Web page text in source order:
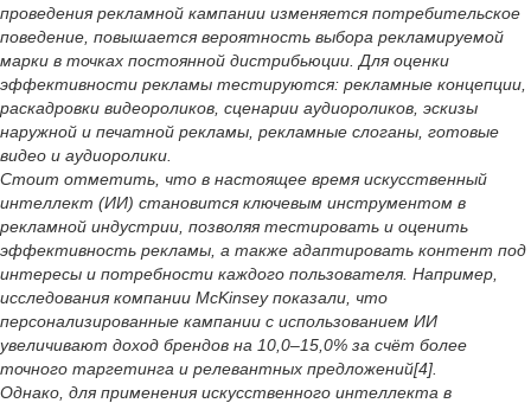
проведения рекламной кампании изменяется потребительское
поведение, повышается вероятность выбора рекламируемой
марки в точках постоянной дистрибьюции. Для оценки
эффективности рекламы тестируются: рекламные концепции,
раскадровки видеороликов, сценарии аудиороликов, эскизы
наружной и печатной рекламы, рекламные слоганы, готовые
видео и аудиоролики.
Стоит отметить, что в настоящее время искусственный
интеллект (ИИ) становится ключевым инструментом в
рекламной индустрии, позволяя тестировать и оценить
эффективность рекламы, а также адаптировать контент под
интересы и потребности каждого пользователя. Например,
исследования компании McKinsey показали, что
персонализированные кампании с использованием ИИ
увеличивают доход брендов на 10,0–15,0% за счёт более
точного таргетинга и релевантных предложений[4].
Однако, для применения искусственного интеллекта в